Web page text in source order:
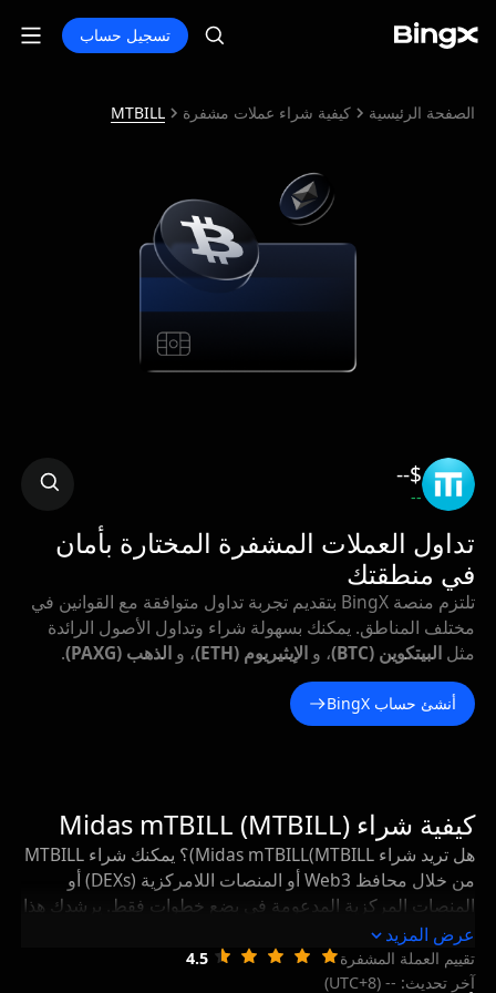
تسجيل حساب
الصفحة الرئيسية كيفية شراء عملات مشفرة MTBILL
$--
--
تداول العملات المشفرة المختارة بأمان
في منطقتك
تلتزم منصة BingX بتقديم تجربة تداول متوافقة مع القوانين في
مختلف المناطق. يمكنك بسهولة شراء وتداول الأصول الرائدة
مثلالبيتكوين (BTC) ، والإيثيريوم (ETH) ، والذهب (PAXG) .
أنشئ حساب BingX
كيفية شراء Midas mTBILL (MTBILL)
هل تريد شراء Midas mTBILL(MTBILL)؟ يمكنك شراء MTBILL
من خلال محافظ Web3 أو المنصات اللامركزية (DEXs) أو
المنصات المركزية المدعومة في بضع خطوات فقط. يرشدك هذا
MTBILL الخاص بك وإدارته بشكل آمن بعد الشراء.
عرض المزيد
تقييم العملة المشفرة
4.5
آخر تحديث: -- (UTC+8)